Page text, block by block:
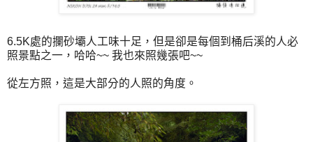
6.5K處的攔砂壩人工味十足，但是卻是每個到桶后溪的人必
照景點之一，哈哈~~ 我也來照幾張吧~~
從左方照，這是大部分的人照的角度。